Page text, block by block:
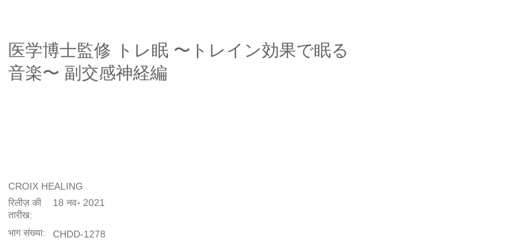
医学博士監修 トレ眠 〜トレイン効果で眠る
音楽〜 副交感神経編
CROIX HEALING
18 नव॰ 2021
रिलीज़ की
तारीख:
भाग संख्या:
CHDD-1278